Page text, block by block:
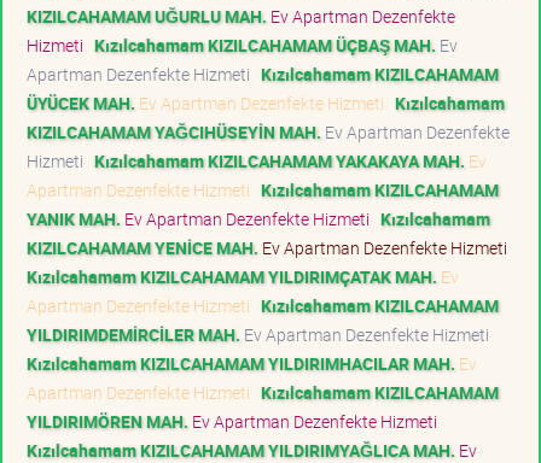
KIZILCAHAMAM UĞURLU MAH. Ev Apartman Dezenfekte
Hizmeti Kızılcahamam KIZILCAHAMAM ÜÇBAŞ MAH. Ev
Apartman Dezenfekte Hizmeti Kızılcahamam KIZILCAHAMAM
ÜYÜCEK MAH. Ev Apartman Dezenfekte Hizmeti Kızılcahamam
KIZILCAHAMAM YAĞCIHÜSEYİN MAH. Ev Apartman Dezenfekte
Hizmeti Kızılcahamam KIZILCAHAMAM YAKAKAYA MAH. Ev
Apartman Dezenfekte Hizmeti Kızılcahamam KIZILCAHAMAM
YANIK MAH. Ev Apartman Dezenfekte Hizmeti Kızılcahamam
KIZILCAHAMAM YENİCE MAH. Ev Apartman Dezenfekte Hizmeti
Kızılcahamam KIZILCAHAMAM YILDIRIMÇATAK MAH. Ev
Apartman Dezenfekte Hizmeti Kızılcahamam KIZILCAHAMAM
YILDIRIMDEMİRCİLER MAH. Ev Apartman Dezenfekte Hizmeti
Kızılcahamam KIZILCAHAMAM YILDIRIMHACILAR MAH. Ev
Apartman Dezenfekte Hizmeti Kızılcahamam KIZILCAHAMAM
YILDIRIMÖREN MAH. Ev Apartman Dezenfekte Hizmeti
Kızılcahamam KIZILCAHAMAM YILDIRIMYAĞLICA MAH. Ev